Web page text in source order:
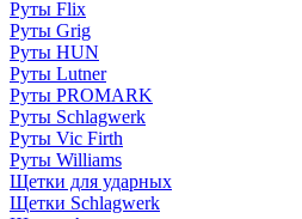
Руты Flix
Руты Grig
Руты HUN
Руты Lutner
Руты PROMARK
Руты Schlagwerk
Руты Vic Firth
Руты Williams
Щетки для ударных
Щетки Schlagwerk